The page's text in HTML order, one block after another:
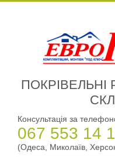
ПОКРІВЕЛЬНІ
Консультація за
067 553 14
(Одеса, Миколаїв,